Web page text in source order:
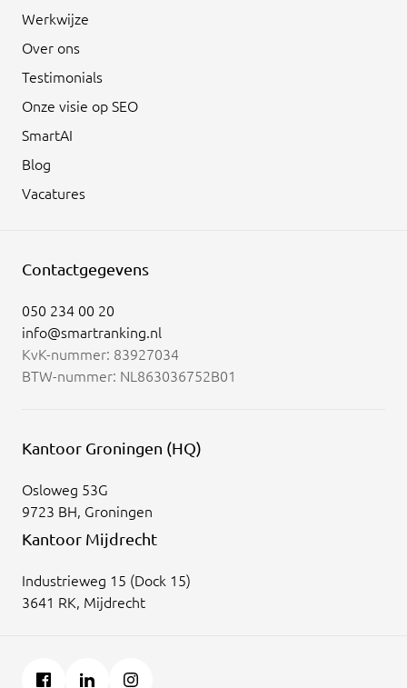
Werkwijze
Over ons
Testimonials
Onze visie op SEO
SmartAI
Blog
Vacatures
Contactgegevens
050 234 00 20
info@smartranking.nl
KvK-nummer: 83927034
BTW-nummer: NL863036752B01
Kantoor Groningen (HQ)
Osloweg 53G
9723 BH, Groningen
Kantoor Mijdrecht
Industrieweg 15 (Dock 15)
3641 RK, Mijdrecht